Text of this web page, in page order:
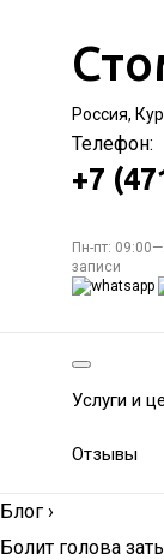
Россия,
Телефон:
+7
Пн-пт:
записи
Услуги и
Отзывы
Блог ›
Болит голова